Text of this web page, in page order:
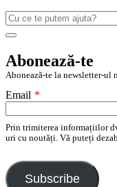
Caută
după:
Search
Abonează-te
Abonează-te la newsletter-
Email *
Prin trimiterea informațiilor
uri cu noutăți. Vă puteți
Subscribe